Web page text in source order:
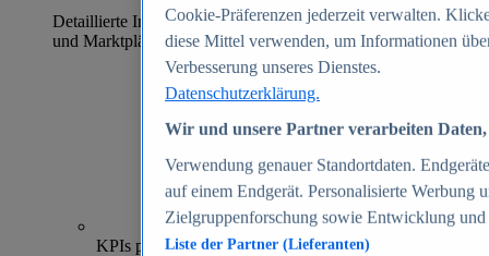
Detaillierte Informationen zu mehr als 39.000 Online-Shops
und Marktplätzen
70+
KPIs pro Shop
Cookie-Präferenzen jederzeit verwalten.
diese Mittel verwenden, um Informationen
Verbesserung unseres Dienstes.
Datenschutzerklärung.
Wir und unsere Partner verarbeiten
Verwendung genauer Standortdaten.
auf einem Endgerät. Personalisierte Werbung
Zielgruppenforschung sowie Entwicklung
Liste der Partner (Lieferanten)